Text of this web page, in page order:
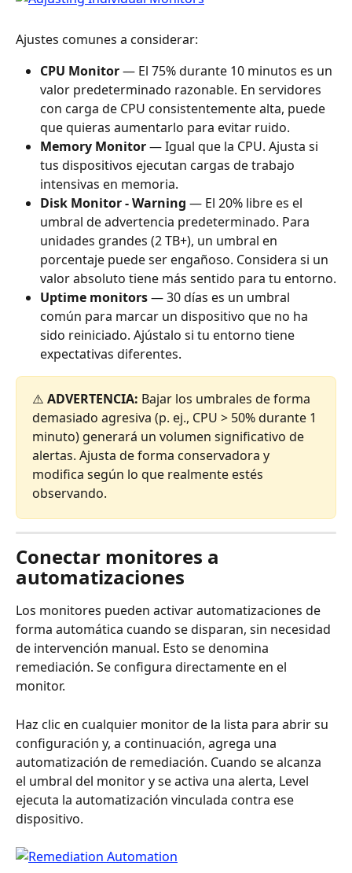
Ajustes comunes a considerar:
CPU Monitor — El 75% durante 10 minutos es un
valor predeterminado razonable. En servidores
con carga de CPU consistentemente alta, puede
que quieras aumentarlo para evitar ruido.
Memory Monitor — Igual que la CPU. Ajusta si
tus dispositivos ejecutan cargas de trabajo
intensivas en memoria.
Disk Monitor - Warning — El 20% libre es el
umbral de advertencia predeterminado. Para
unidades grandes (2 TB+), un umbral en
porcentaje puede ser engañoso. Considera si un
valor absoluto tiene más sentido para tu entorno.
Uptime monitors — 30 días es un umbral
común para marcar un dispositivo que no ha
sido reiniciado. Ajústalo si tu entorno tiene
expectativas diferentes.
⚠️ ADVERTENCIA: Bajar los umbrales de forma
demasiado agresiva (p. ej., CPU > 50% durante 1
minuto) generará un volumen significativo de
alertas. Ajusta de forma conservadora y
modifica según lo que realmente estés
observando.
Conectar monitores a
automatizaciones
Los monitores pueden activar automatizaciones de
forma automática cuando se disparan, sin necesidad
de intervención manual. Esto se denomina
remediación. Se configura directamente en el
monitor.
Haz clic en cualquier monitor de la lista para abrir su
configuración y, a continuación, agrega una
automatización de remediación. Cuando se alcanza
el umbral del monitor y se activa una alerta, Level
ejecuta la automatización vinculada contra ese
dispositivo.